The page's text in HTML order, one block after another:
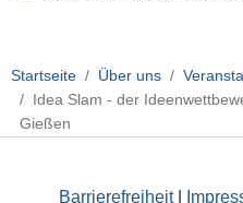
Uhr)
📍 Aula
im
Ludwigstraße
Startseite Über uns
Idea Slam - der
Gießen
Barrierefreiheit|